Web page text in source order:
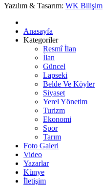
Yazılım & Tasarım: WK Bilişim
Anasayfa
Kategoriler
Resmî İlan
İlan
Güncel
Lapseki
Belde Ve Köyler
Siyaset
Yerel Yönetim
Turizm
Ekonomi
Spor
Tarım
Foto Galeri
Video
Yazarlar
Künye
İletişim